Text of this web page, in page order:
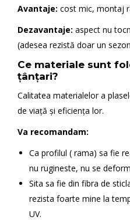
Avantaje: cost mic, montaj
Dezavantaje: aspect nu
(adesea rezistă doar un
Ce materiale sunt
țânțari?
Calitatea materialelor a
de viață și eficiența lor.
Va recomandam:
Ca profilul ( rama) sa fie
nu rugineste, nu se
Sita sa fie din fibra de
rezista foarte mine la
UV.